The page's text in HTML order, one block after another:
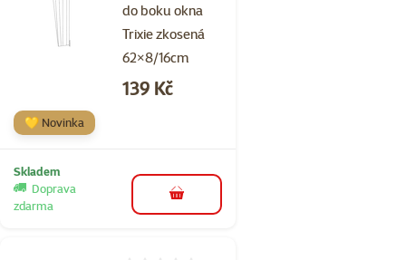
do boku okna
Trixie zkosená
62×8/16cm
Cena
139 Kč
💛 Novinka
Skladem
Doprava
zdarma
do košíku